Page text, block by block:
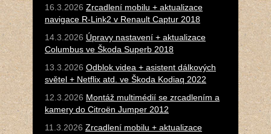
16.3.2026 Zrcadlení mobilu + aktualizace
navigace R-Link2 v Renault Captur 2018
14.3.2026 Úpravy nastavení + aktualizace
Columbus ve Škoda Superb 2018
13.3.2026 Odblok videa + asistent dálkových
světel + Netflix atd. ve Škoda Kodiaq 2022
12.3.2026 Montáž multimédií se zrcadlením a
kamery do Citroën Jumper 2012
11.3.2026 Zrcadlení mobilu + aktualizace